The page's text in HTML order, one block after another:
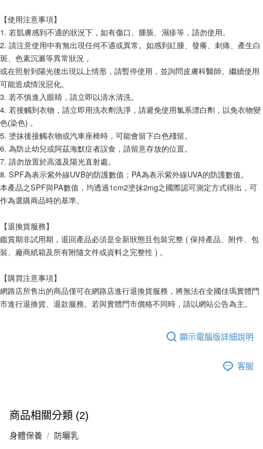
【使用注意事項】
1. 若肌膚感到不適的狀況下，如有傷口、腫脹、濕疹等，請勿使用。
2. 請注意使用中有無出現任何不適或異常。如感到紅腫、發癢、刺痛、產生白
斑、色素沉澱等異常狀況，
或在照射到陽光後出現以上情形，請暫停使用，並詢問皮膚科醫師。繼續使用
可能造成情況惡化。
3. 若不慎進入眼睛，請立即以清水清洗。
4. 若接觸到衣物，請立即用洗衣劑洗淨，請避免使用氯系漂白劑，以免衣物變
色(染色) 。
5. 塗抹後接觸衣物或汽車座椅時，可能會留下白色殘留。
6. 為防止幼兒或阿茲海默症者誤食，請留意存放的位置。
7. 請勿放置於高溫及陽光直射處。
8. SPF為表示紫外線UVB的防護數值；PA為表示紫外線UVA的防護數值。
本產品之SPF與PA數值，均透過1cm2塗抹2mg之國際認可測定方式得出，可
作為選購商品時的基準。
【退換貨服務】
鑑賞期非試用期，退回產品必須是全新狀態且包裝完整 ( 保持產品、附件、包
裝、廠商紙箱及所有附隨文件或資料之完整性 ) 。
【購買注意事項】
網路店所售出的商品僅可在網路店進行退換貨服務，將無法在全國佳瑪實體門
市進行退換貨、退款服務。若與實體門市價格不同時，請以網站公告為主。
顯示電腦版詳細說明
客服
商品相關分類 (2)
身體保養 防曬乳